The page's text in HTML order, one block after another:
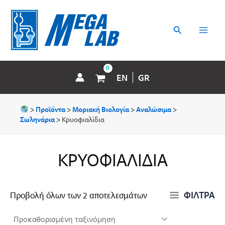
περιεχόμενο
Αναζήτηση
EN GR
> Προϊόντα> Μοριακή Βιολογία>Αναλώσιμα>
Σωληνάρια> Κρυοφιαλίδια
ΚΡΥΟΦΙΑΛΊΔΙΑ
Προβολή όλων των 2 αποτελεσμάτων ΦΙΛΤΡΑ